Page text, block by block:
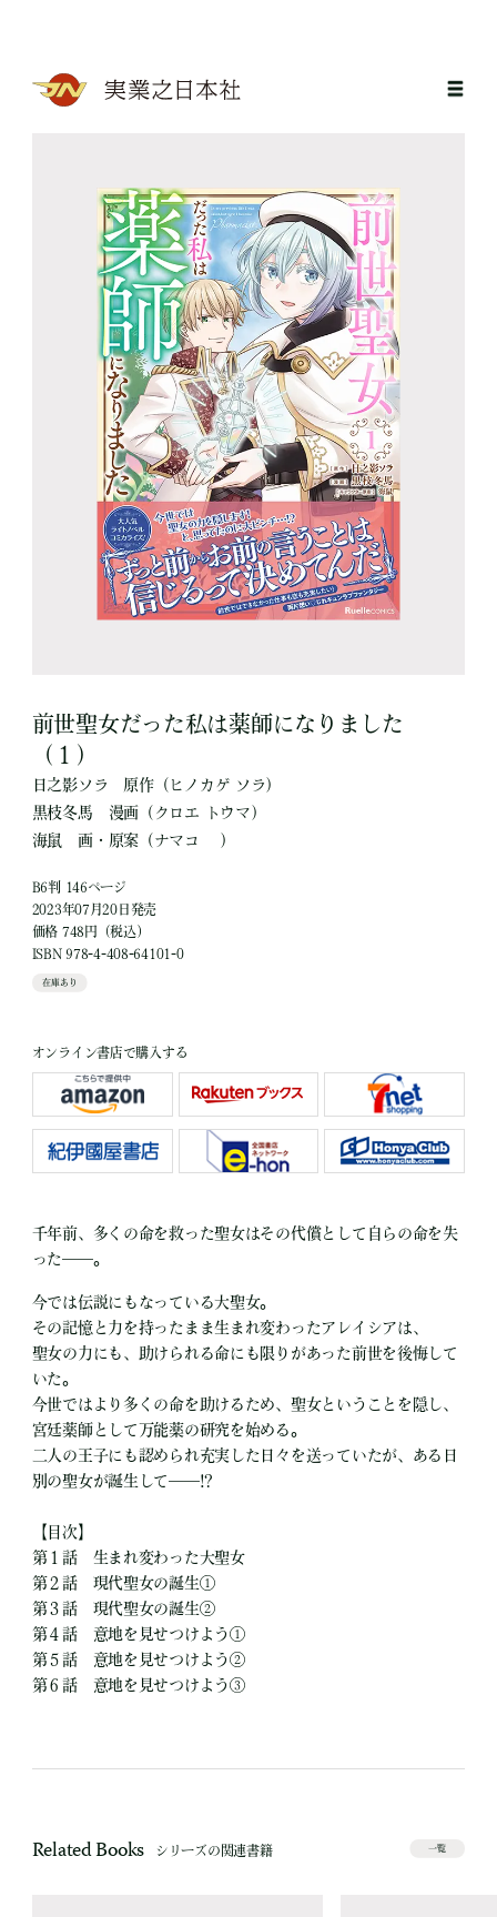
前世聖女だった私は薬師になりました
（１）
日之影ソラ 原作（ヒノカゲ ソラ）
黒枝冬馬
漫画 （クロエ トウマ）
海鼠
画・原案 （ナマコ ）
B6判 146ページ
2023年07月20日発売
価格 748円（税込）
ISBN 978-4-408-64101-0
在庫あり
オンライン書店で購入する
千年前、多くの命を救った聖女はその代償として自らの命を失
った――。
今では伝説にもなっている大聖女。
その記憶と力を持ったまま生まれ変わったアレイシアは、
聖女の力にも、助けられる命にも限りがあった前世を後悔して
いた。
今世ではより多くの命を助けるため、聖女ということを隠し、
宮廷薬師として万能薬の研究を始める。
二人の王子にも認められ充実した日々を送っていたが、ある日
別の聖女が誕生して――!?
【目次】
第１話 生まれ変わった大聖女
第２話 現代聖女の誕生①
第３話 現代聖女の誕生②
第４話 意地を見せつけよう①
第５話 意地を見せつけよう②
第６話 意地を見せつけよう③
Related Books シリーズの関連書籍 一覧